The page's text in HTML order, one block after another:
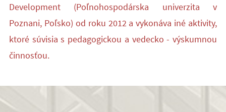
Development (Poľnohospodárska univerzita v
Poznani, Poľsko) od roku 2012 a vykonáva iné aktivity,
ktoré súvisia s pedagogickou a vedecko - výskumnou
činnosťou.